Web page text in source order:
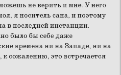
не верить и мне. У него
я носитель сана, и поэтому
в последней инстанции.
было бы себе даже
времена ни на Западе, ни на
к сожалению, это встречается